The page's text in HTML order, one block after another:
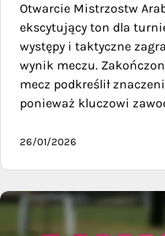
Otwarcie Mistrzostw
ekscytujący ton dla
występy i taktyczne
wynik meczu.
mecz podkreślił
ponieważ kluczowi
26/01/2026